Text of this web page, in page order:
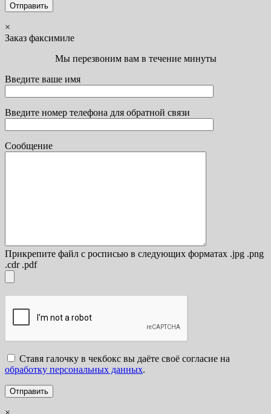
×
Заказ факсимиле
Мы перезвоним вам в течение минуты
Введите ваше имя
Введите номер телефона для обратной связи
Сообщение
Прикрепите файл с росписью в следующих форматах .jpg .png
.cdr .pdf
Ставя галочку в чекбокс вы даёте своё согласие на
обработку персональных данных.